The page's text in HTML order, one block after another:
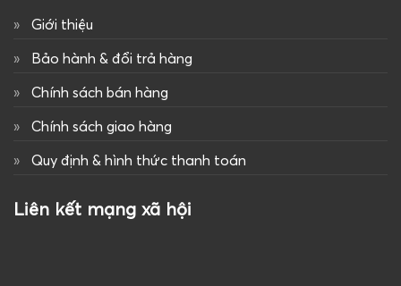
Giới thiệu
Bảo hành & đổi trả hàng
Chính sách bán hàng
Chính sách giao hàng
Quy định & hình thức thanh toán
Liên kết mạng xã hội